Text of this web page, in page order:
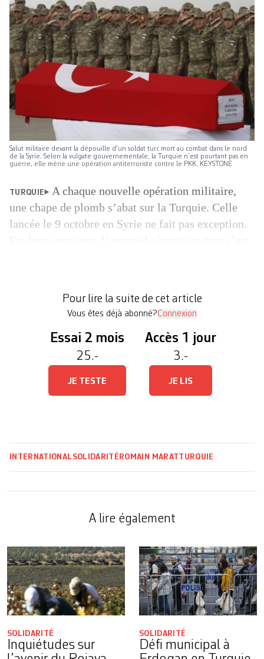
Salut militaire devant la dépouille d'un soldat turc mort au combat dans le nord
de la Syrie. Selon la vulgate gouvernementale, la Turquie n’est pourtant pas en
guerre, elle mène une opération antiterroriste contre le PKK. KEYSTONE
TURQUIE
A chaque nouvelle opération militaire,
une chape de plomb s’abat sur la Turquie. Celle
lancée le 9 octobre en Syrie ne fait pas exception.
printemps […]
Pour lire la suite de cet article
Vous êtes déjà abonné?Connexion
Essai 2 mois
25.-
JE TESTE
Accès 1 jour
3.-
JE LIS
INTERNATIONAL SOLIDARITÉ ROMAIN MARATTURQUIE
A lire également
SOLIDARITÉ
Inquiétudes sur
SOLIDARITÉ
Défi municipal à